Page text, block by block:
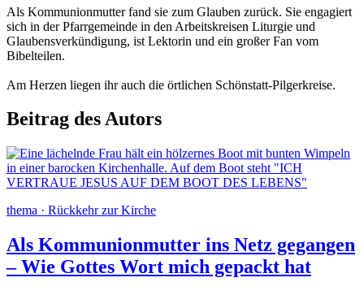
Als Kommunionmutter fand sie zum Glauben zurück. Sie engagiert
sich in der Pfarrgemeinde in den Arbeitskreisen Liturgie und
Glaubensverkündigung, ist Lektorin und ein großer Fan vom
Bibelteilen.
Am Herzen liegen ihr auch die örtlichen Schönstatt-Pilgerkreise.
Beitrag des Autors
thema · Rückkehr zur Kirche
Als Kommunionmutter ins Netz gegangen
– Wie Gottes Wort mich gepackt hat